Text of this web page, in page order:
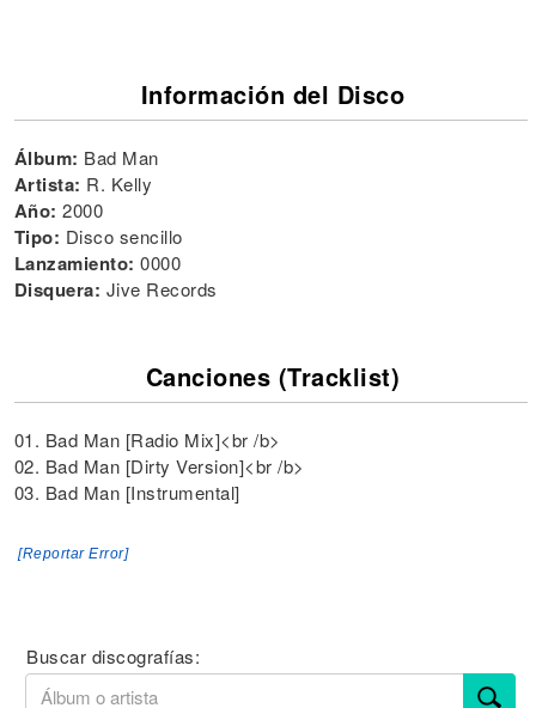
Información del Disco
Álbum: Bad Man
Artista: R. Kelly
Año: 2000
Tipo: Disco sencillo
Lanzamiento: 0000
Disquera: Jive Records
Canciones (Tracklist)
01. Bad Man [Radio Mix]<br /b>
02. Bad Man [Dirty Version]<br /b>
03. Bad Man [Instrumental]
[Reportar Error]
Buscar discografías: